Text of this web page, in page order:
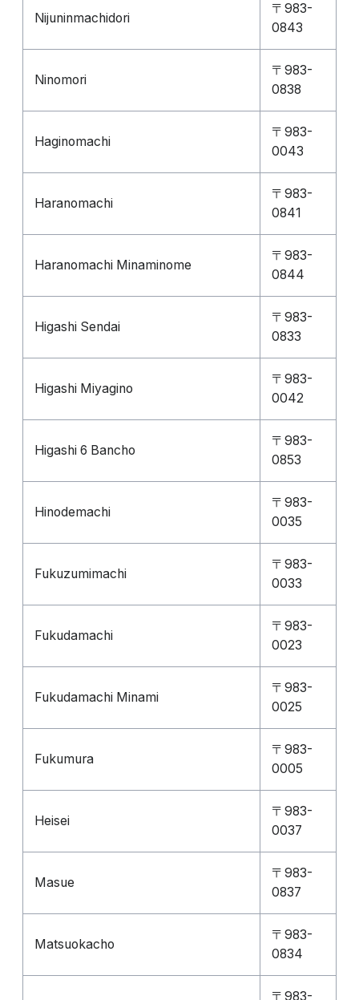
Nijuninmachidori
〒983-
0843
Ninomori
〒983-
0838
Haginomachi
〒983-
0043
Haranomachi
〒983-
0841
Haranomachi Minaminome
〒983-
0844
Higashi Sendai
〒983-
0833
Higashi Miyagino
〒983-
0042
Higashi 6 Bancho
〒983-
0853
Hinodemachi
〒983-
0035
Fukuzumimachi
〒983-
0033
Fukudamachi
〒983-
0023
Fukudamachi Minami
〒983-
0025
Fukumura
〒983-
0005
Heisei
〒983-
0037
Masue
〒983-
0837
Matsuokacho
〒983-
0834
〒983-